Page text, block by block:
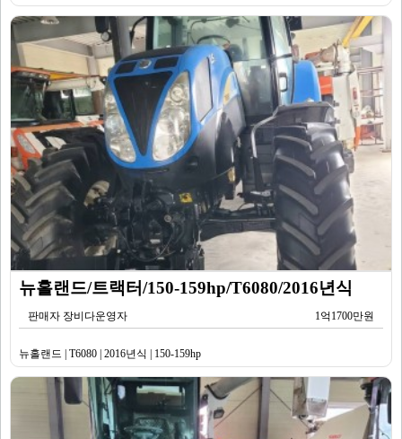
뉴홀랜드/트랙터/150-159hp/T6080/2016년식
판매자 장비다운영자 1억1700만원
뉴홀랜드 | T6080 | 2016년식 | 150-159hp